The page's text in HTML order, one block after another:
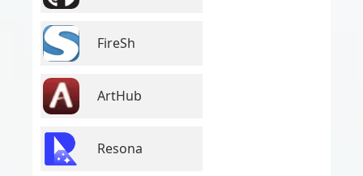
FireSh
ArtHub
Resona